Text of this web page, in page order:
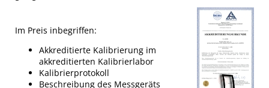
Im Preis inbegriffen:
Akkreditierte Kalibrierung im
akkreditierten Kalibrierlabor
Kalibrierprotokoll
Beschreibung des Messgeräts